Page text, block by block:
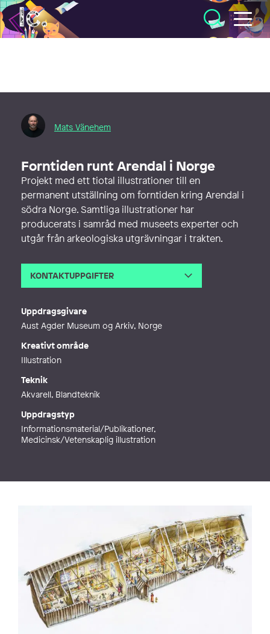
Illustratörcentrum
Mats Vänehem
Forntiden runt Arendal i Norge
Projekt med ett tiotal illustrationer till en
permanent utställning om forntiden kring Arendal i
södra Norge. Samtliga illustrationer har
producerats i samråd med museets experter och
utgår från arkeologiska utgrävningar i trakten.
KONTAKTUPPGIFTER
m/
Uppdragsgivare
Aust Agder Museum og Arkiv, Norge
Kreativt område
Illustration
Teknik
Akvarell, Blandteknik
Uppdragstyp
Informationsmaterial/Publikationer,
Medicinsk/Vetenskaplig illustration